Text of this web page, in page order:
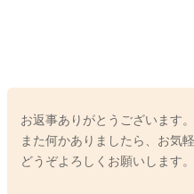
お返事ありがとうございます。
また何かありましたら、お気
どうぞよろしくお願いします。